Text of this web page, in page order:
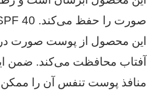
این محصول از پوست صورت در
آفتاب محافظت می‌کند. ضمن
منافذ پوست تنفس آن را